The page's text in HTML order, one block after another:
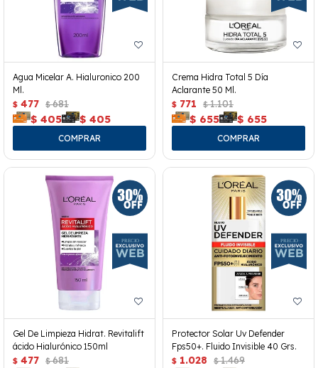
Agua Micelar A. Hialuronico 200
Ml.
$ 477 $ 681
$ 405 $ 405
Crema Hidra Total 5 Día
Aclarante 50 Ml.
$ 771 $ 1.101
$ 655 $ 655
Gel De Limpieza Hidrat. Revitalift
ácido Hialurónico 150ml
$ 477 $ 681
Protector Solar Uv Defender
Fps50+. Fluido Invisible 40 Grs.
$ 1.028 $ 1.469